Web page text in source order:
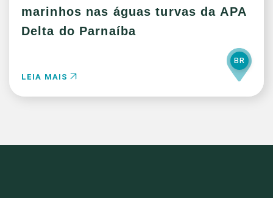
marinhos nas águas turvas da APA
Delta do Parnaíba
LEIA MAIS
BR